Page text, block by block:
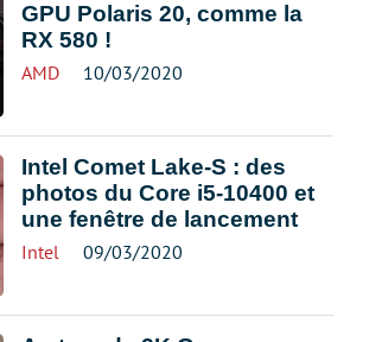
GPU Polaris 20, comme la
RX 580 !
AMD 10/03/2020
Intel Comet Lake-S : des
photos du Core i5-10400 et
une fenêtre de lancement
Intel 09/03/2020